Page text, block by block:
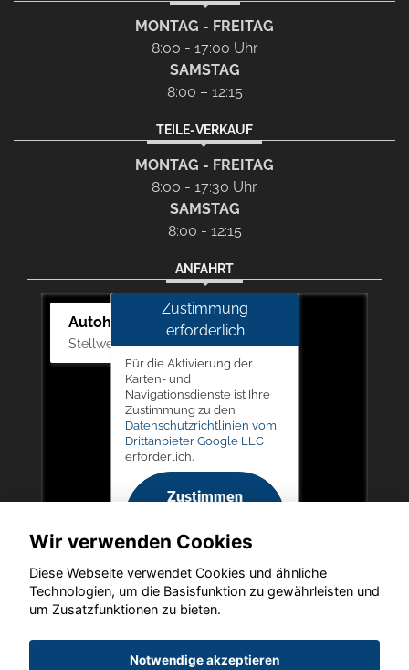
MONTAG - FREITAG
8:00 - 17:00 Uhr
SAMSTAG
8:00 – 12:15
TEILE-VERKAUF
MONTAG - FREITAG
8:00 - 17:30 Uhr
SAMSTAG
8:00 - 12:15
ANFAHRT
Autohaus Picker
Stellwerk 5, 57368 Lennestadt
Zustimmung
erforderlich
Für die Aktivierung der
Karten- und
Navigationsdienste ist Ihre
Zustimmung zu den
Datenschutzrichtlinien vom
Drittanbieter Google LLC
erforderlich.
Zustimmen
aktivieren
Copyright © 2026. Autohaus Picker
Wir verwenden Cookies
Diese Webseite verwendet Cookies und ähnliche
Technologien, um die Basisfunktion zu gewährleisten und
um Zusatzfunktionen zu bieten.
Notwendige akzeptieren